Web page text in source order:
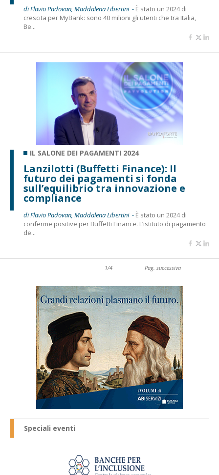
di Flavio Padovan, Maddalena Libertini - È stato un 2024 di
crescita per MyBank: sono 40 milioni gli utenti che tra Italia,
Be...
IL SALONE DEI PAGAMENTI 2024
Lanzilotti (Buffetti Finance): Il
futuro dei pagamenti si fonda
sull’equilibrio tra innovazione e
compliance
di Flavio Padovan, Maddalena Libertini - È stato un 2024 di
conferme positive per Buffetti Finance. L’istituto di pagamento
de...
1/4 Pag. successiva
Speciali eventi